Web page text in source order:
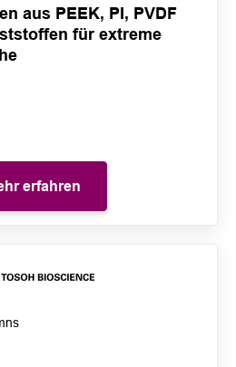
aus PEEK, PI, PVDF
für extreme
erfahren